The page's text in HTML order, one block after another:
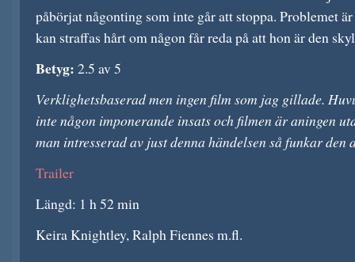
påbörjat någonting som inte går att stoppa. Problemet
kan straffas hårt om någon får reda på att hon är den
Betyg: 2.5 av 5
Verklighetsbaserad men ingen film som jag gillade.
inte någon imponerande insats och filmen är aningen
man intresserad av just denna händelsen så funkar den
Trailer
Längd: 1 h 52 min
Keira Knightley, Ralph Fiennes m.fl.